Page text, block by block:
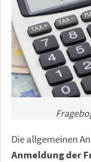
Die allgemeinen
Anmeldung der